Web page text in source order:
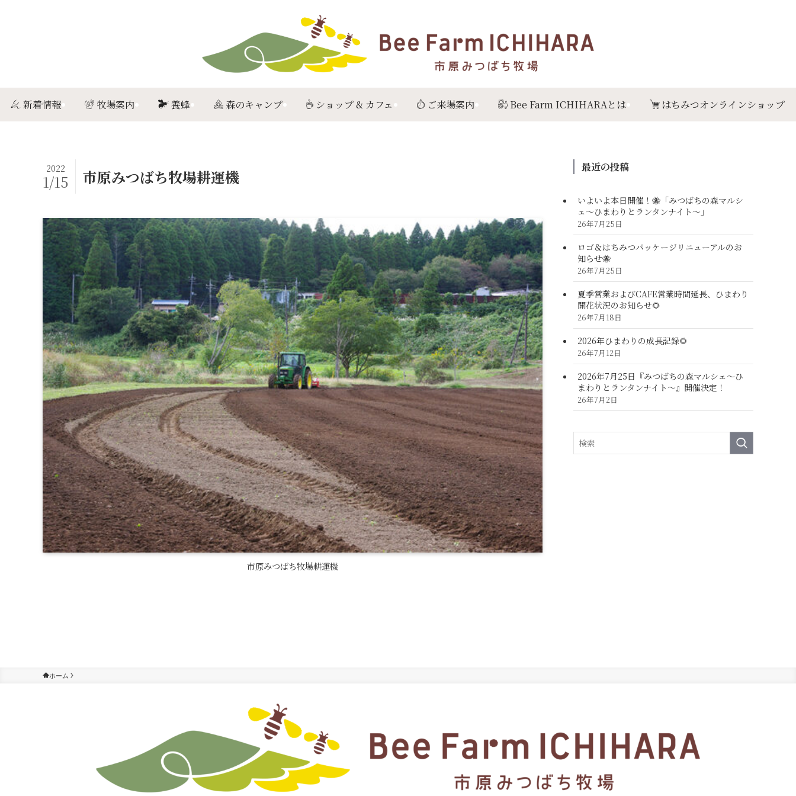
新着情報 牧場案内 養蜂 森のキャンプ ショップ & カフェ ご来場案内 Bee Farm ICHIHARAとは はちみつオンラインショップ
市原みつばち牧場耕運機
2022
1/15
市原みつばち牧場耕運機
最近の投稿
いよいよ本日開催！🐝「みつばちの森マルシ
ェ〜ひまわりとランタンナイト〜」
26年7月25日
ロゴ＆はちみつパッケージリニューアルのお
知らせ🐝
26年7月25日
夏季営業およびCAFE営業時間延長、ひまわり
開花状況のお知らせ🌻
26年7月18日
2026年ひまわりの成長記録🌻
26年7月12日
2026年7月25日『みつばちの森マルシェ～ひ
まわりとランタンナイト～』開催決定！
26年7月2日
ホーム